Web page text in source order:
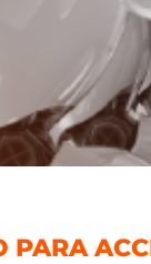
PARA